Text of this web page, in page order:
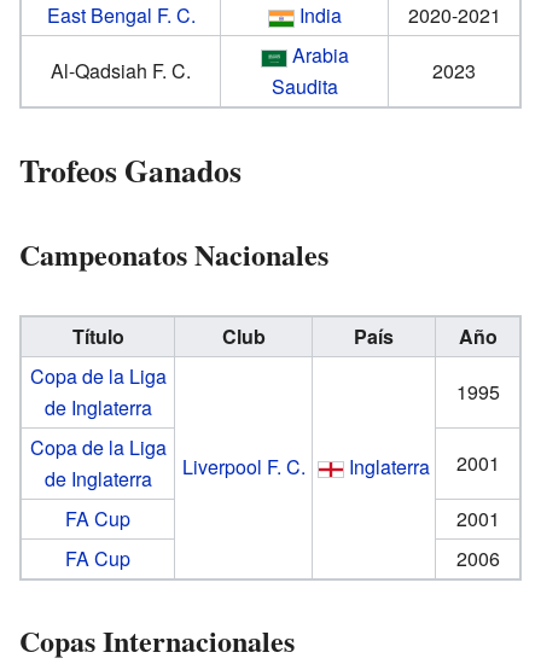
East Bengal F. C.
India
2020-2021
Al-Qadsiah F. C.
Arabia
Saudita
2023
Trofeos Ganados
Campeonatos Nacionales
Título Club País
Año
Copa de la Liga
de Inglaterra
Liverpool F. C. Inglaterra
1995
Copa de la Liga
de Inglaterra
2001
FA Cup
2001
FA Cup
2006
Copas Internacionales